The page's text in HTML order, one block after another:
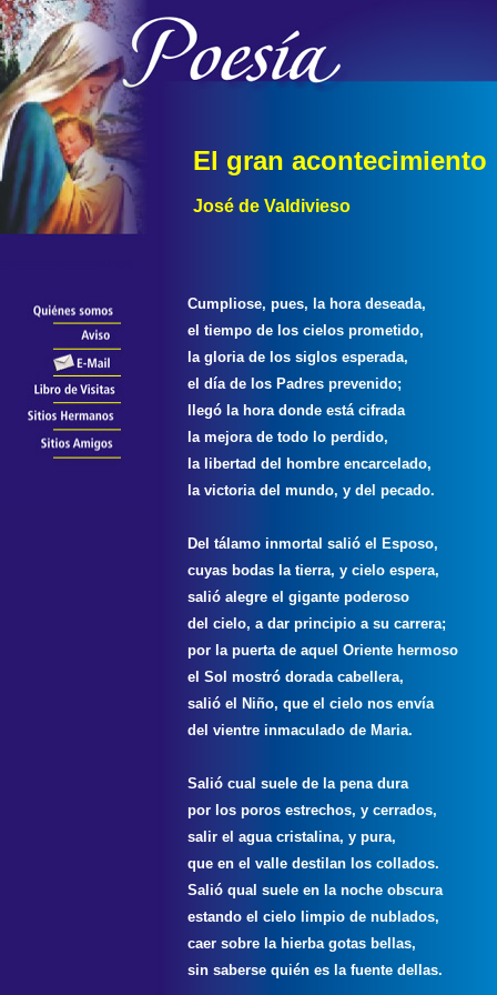
El gran acontecimiento
José de Valdivieso
Cumpliose, pues, la hora deseada,
el tiempo de los cielos prometido,
la gloria de los siglos esperada,
el día de los Padres prevenido;
llegó la hora donde está cifrada
la mejora de todo lo perdido,
la libertad del hombre encarcelado,
la victoria del mundo, y del pecado.
Del tálamo inmortal salió el Esposo,
cuyas bodas la tierra, y cielo espera,
salió alegre el gigante poderoso
del cielo, a dar principio a su carrera;
por la puerta de aquel Oriente hermoso
el Sol mostró dorada cabellera,
salió el Niño, que el cielo nos envía
del vientre inmaculado de Maria.
Salió cual suele de la pena dura
por los poros estrechos, y cerrados,
salir el agua cristalina, y pura,
que en el valle destilan los collados.
Salió qual suele en la noche obscura
estando el cielo limpio de nublados,
caer sobre la hierba gotas bellas,
sin saberse quién es la fuente dellas.